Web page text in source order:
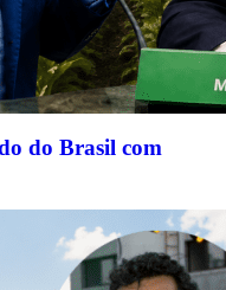
do Brasil com